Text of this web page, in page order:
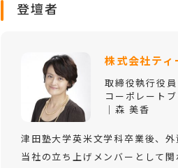
登壇者
株式会社ティ
取締役執行役員
コーポレート
｜森 美香
津田塾大学英米文学科卒業後、
当社の立ち上げメンバーとして